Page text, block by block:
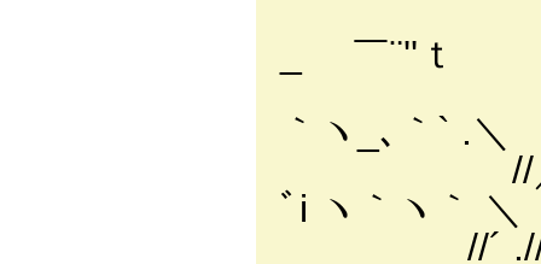
_ ￣¨''ｔ
｀ヽ_､｀` .＼
//／///// /
ﾞi ヽ｀ヽ｀ ＼
//´ ./////